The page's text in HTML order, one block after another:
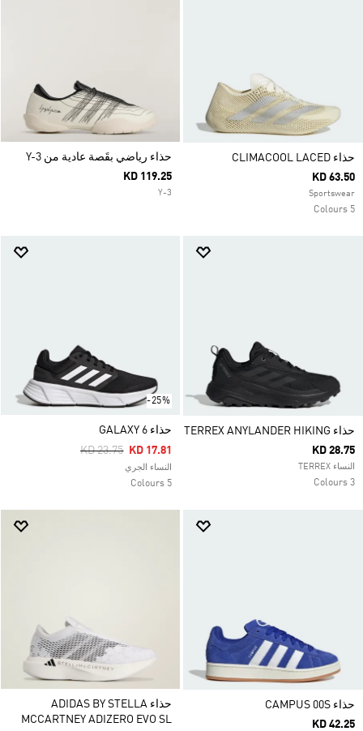
حذاء CLIMACOOL LACED
KD 63.50
Sportswear
5 Colours
حذاء رياضي بقَصة عادية من Y-3
KD 119.25
Y-3
حذاء TERREX ANYLANDER HIKING
KD 28.75
النساء TERREX
3 Colours
-25%
حذاء GALAXY 6
Price Reduced From
KD 23.75ToKD 17.81
النساء الجري
5 Colours
حذاء CAMPUS 00S
KD 42.25
حذاء ADIDAS BY STELLA
MCCARTNEY ADIZERO EVO SL